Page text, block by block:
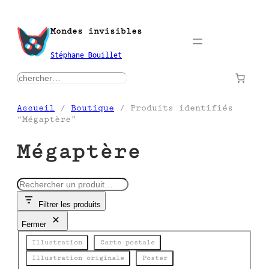
contenu
Mondes invisibles
Stéphane Bouillet
rechercher
Accueil / Boutique / Produits identifiés
“Mégaptère”
Mégaptère
R
e
e
Filtrer les produits
Fermer
Catégorie
Illustration
Carte postale
Illustration originale
Poster